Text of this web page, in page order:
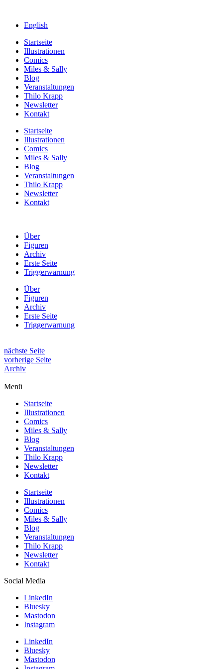
English
Startseite
Illustrationen
Comics
Miles & Sally
Blog
Veranstaltungen
Thilo Krapp
Newsletter
Kontakt
Startseite
Illustrationen
Comics
Miles & Sally
Blog
Veranstaltungen
Thilo Krapp
Newsletter
Kontakt
Über
Figuren
Archiv
Erste Seite
Triggerwarnung
Über
Figuren
Archiv
Erste Seite
Triggerwarnung
nächste Seite
vorherige Seite
Archiv
Menü
Startseite
Illustrationen
Comics
Miles & Sally
Blog
Veranstaltungen
Thilo Krapp
Newsletter
Kontakt
Startseite
Illustrationen
Comics
Miles & Sally
Blog
Veranstaltungen
Thilo Krapp
Newsletter
Kontakt
Social Media
LinkedIn
Bluesky
Mastodon
Instagram
LinkedIn
Bluesky
Mastodon